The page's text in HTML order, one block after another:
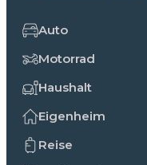
Auto
Motorrad
Haushalt
Eigenheim
Reise